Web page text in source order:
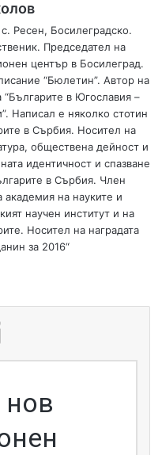
Ресен, Босилеградско.
Председател на
център в Босилеград.
“Бюлетин”. Автор на
“Българите в Югославия –
Написал е няколко стотин
в Сърбия. Носител на
обществена дейност и
идентичност и спазване
в Сърбия. Член
академия на науките и
научен институт и на
Носител на наградата
за 2016“